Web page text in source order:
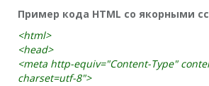
Пример кода HTML со якорными
<html>
<head>
<meta http-equiv="Content-Type"
charset=utf-8">